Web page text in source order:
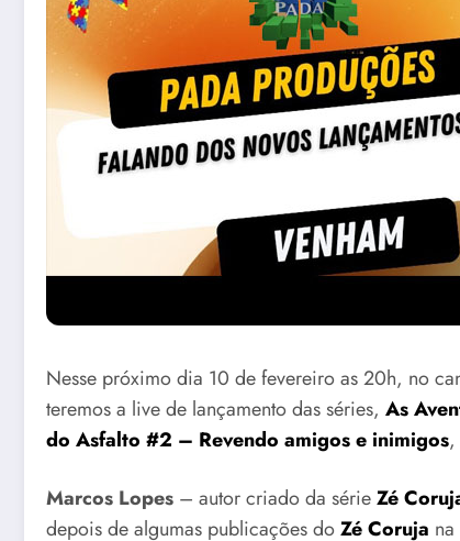
Nesse próximo dia 10 de fevereiro as 20h, no
teremos a live de lançamento das séries, As
do Asfalto #2 – Revendo amigos e inimigos,
Marcos Lopes – autor criado da sérieZé
depois de algumas publicações doZé Coruja